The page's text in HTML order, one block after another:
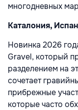
многодневных
Каталония,
Новинка 2026
Gravel, который
разделением на
сочетает
прибрежные
которые часто